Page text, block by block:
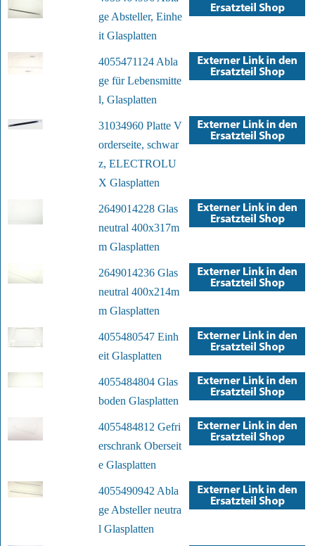
ge Absteller, Einhe
it Glasplatten
4055471124 Abla
ge für Lebensmitte
l, Glasplatten
31034960 Platte V
orderseite, schwar
z, ELECTROLU
X Glasplatten
2649014228 Glas
neutral 400x317m
m Glasplatten
2649014236 Glas
neutral 400x214m
m Glasplatten
4055480547 Einh
eit Glasplatten
4055484804 Glas
boden Glasplatten
4055484812 Gefri
erschrank Oberseit
e Glasplatten
4055490942 Abla
ge Absteller neutra
l Glasplatten